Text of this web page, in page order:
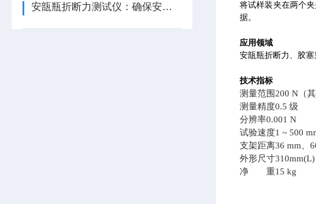
安瓿瓶折断力测试仪：确保安瓿瓶的产品质量
将试样装夹在两个
据。
应用领域
安瓿瓶折断力、胶
技术指标
测量范围 200 N（
测量精度0.5 级
分辨率0.001 N
试验速度1 ~ 500
支架距离36 mm、
外形尺寸
净 重15 kg